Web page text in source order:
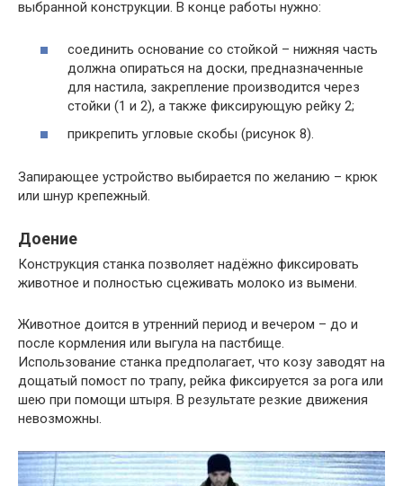
выбранной конструкции. В конце работы нужно:
соединить основание со стойкой – нижняя часть
должна опираться на доски, предназначенные
для настила, закрепление производится через
стойки (1 и 2), а также фиксирующую рейку 2;
прикрепить угловые скобы (рисунок 8).
Запирающее устройство выбирается по желанию – крюк
или шнур крепежный.
Доение
Конструкция станка позволяет надёжно фиксировать
животное и полностью сцеживать молоко из вымени.
Животное доится в утренний период и вечером – до и
после кормления или выгула на пастбище.
Использование станка предполагает, что козу заводят на
дощатый помост по трапу, рейка фиксируется за рога или
шею при помощи штыря. В результате резкие движения
невозможны.